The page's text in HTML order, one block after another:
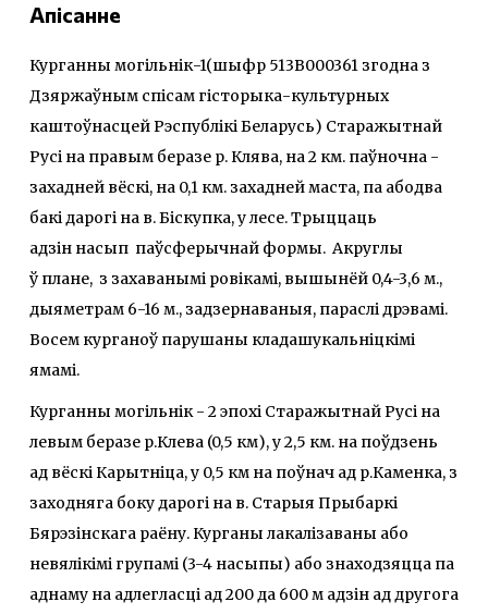
Апісанне
Курганны могільнік-1(шыфр 513В000361 згодна з
Дзяржаўным спісам гісторыка-культурных
каштоўнасцей Рэспублікі Беларусь) Старажытнай
Русі на правым беразе р. Клява, на 2 км. паўночна -
захадней вёскі, на 0,1 км. захадней маста, па абодва
бакі дарогі на в. Біскупка, у лесе. Трыццаць
адзін насып паўсферычнай формы. Акруглы
ў плане, з захаванымі ровікамі, вышынёй 0,4-3,6 м.,
дыяметрам 6-16 м., задзернаваныя, параслі дрэвамі.
Восем курганоў парушаны кладашукальніцкімі
ямамі.
Курганны могільнік - 2 эпохі Старажытнай Русі на
левым беразе р.Клева (0,5 км), у 2,5 км. на поўдзень
ад вёскі Карытніца, у 0,5 км на поўнач ад р.Каменка, з
заходняга боку дарогі на в. Старыя Прыбаркі
Бярэзінскага раёну. Курганы лакалізаваны або
невялікімі групамі (3-4 насыпы) або знаходзяцца па
аднаму на адлегласці ад 200 да 600 м адзін ад другога